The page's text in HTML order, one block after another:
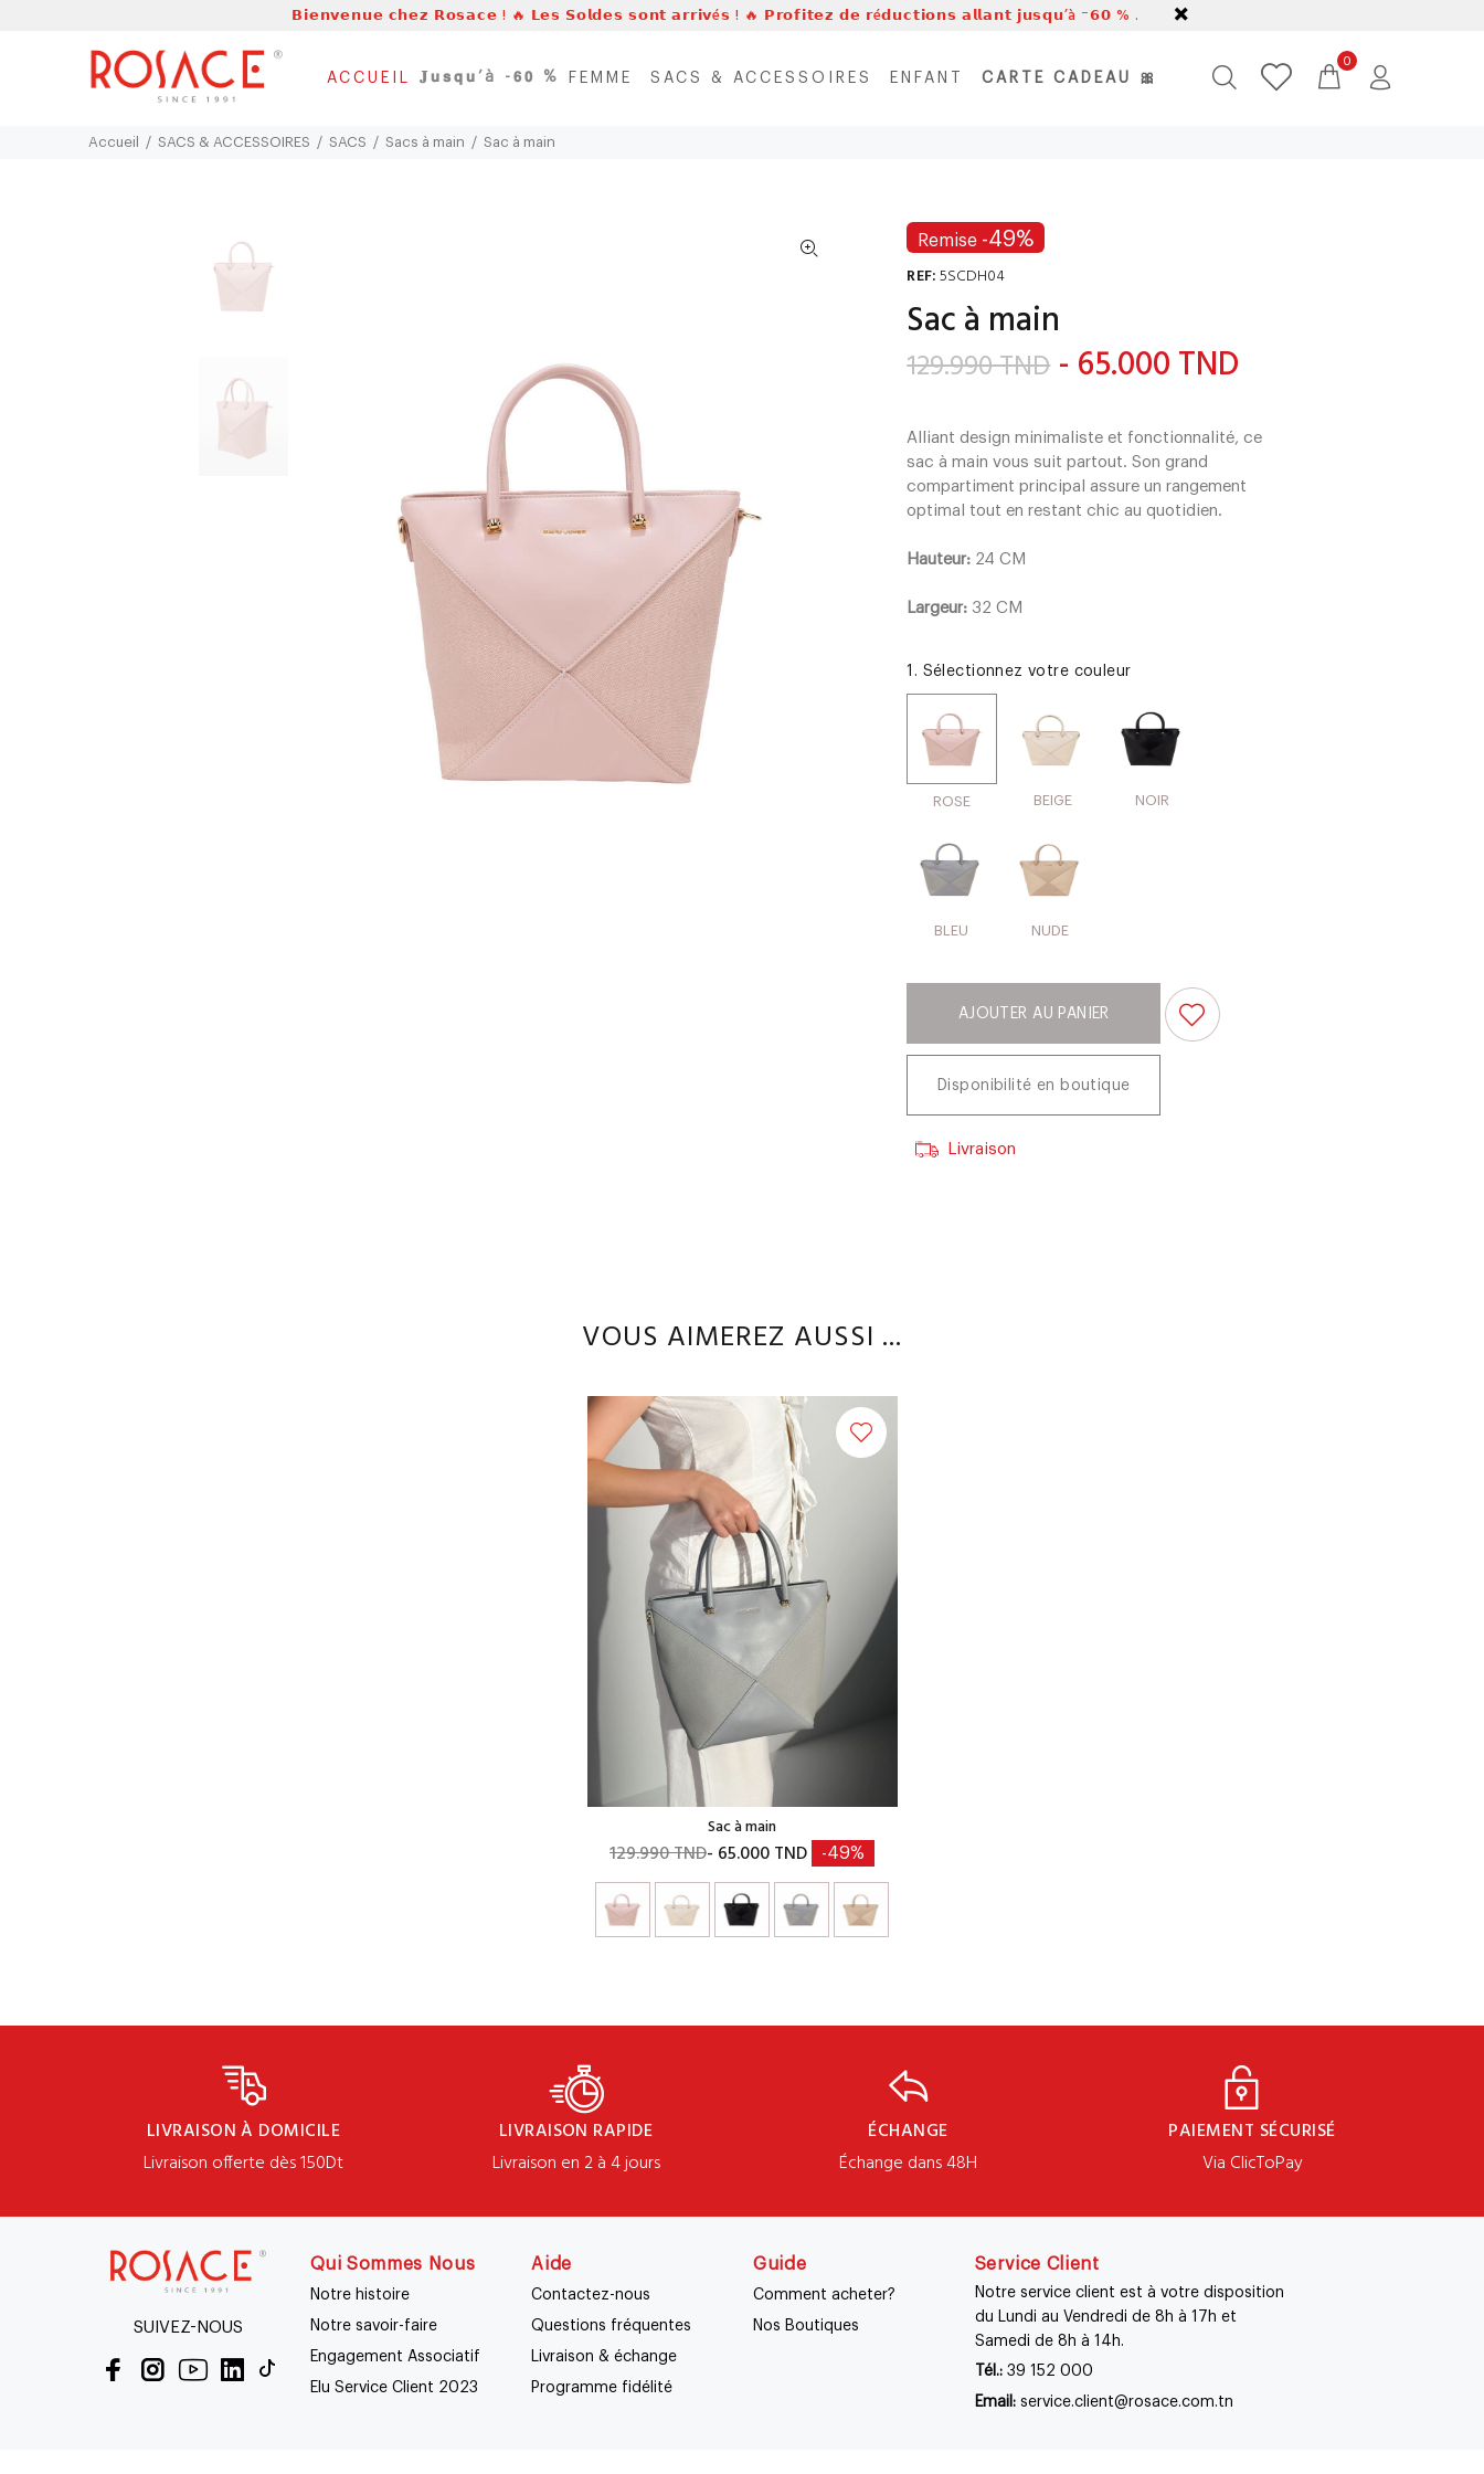
𝗕𝗶𝗲𝗻𝘃𝗲𝗻𝘂𝗲 𝗰𝗵𝗲𝘇 𝗥𝗼𝘀𝗮𝗰𝗲 ! 🔥 𝗟𝗲𝘀 𝗦𝗼𝗹𝗱𝗲𝘀 𝘀𝗼𝗻𝘁 𝗮𝗿𝗿𝗶𝘃é𝘀 ! 🔥 𝗣𝗿𝗼𝗳𝗶𝘁𝗲𝘇 𝗱𝗲 𝗿é𝗱𝘂𝗰𝘁𝗶𝗼𝗻𝘀 𝗮𝗹𝗹𝗮𝗻𝘁 𝗷𝘂𝘀𝗾𝘂’à ⁻𝟲𝟬 % .
ACCUEIL 𝐉𝘂𝘀𝗾𝘂’à -𝟲𝟬 % FEMME SACS & ACCESSOIRES ENFANT CARTE CADEAU 🎀
0
Accueil SACS & ACCESSOIRES SACS Sacs à main Sac à main
Remise -49%
REF:5SCDH04
Sac à main
129.990 TND - 65.000 TND
Alliant design minimaliste et fonctionnalité, ce
sac à main vous suit partout. Son grand
compartiment principal assure un rangement
optimal tout en restant chic au quotidien.
Hauteur: 24 CM
Largeur: 32 CM
1. Sélectionnez votre couleur
ROSE BEIGE NOIR
BLEU NUDE
AJOUTER AU PANIER
Disponibilité en boutique
Livraison
VOUS AIMEREZ AUSSI ...
Sac à main
129.990 TND- 65.000 TND -49%
LIVRAISON À DOMICILE
Livraison offerte dès 150Dt
LIVRAISON RAPIDE
Livraison en 2 à 4 jours
ÉCHANGE
Échange dans 48H
PAIEMENT SÉCURISÉ
Via ClicToPay
SUIVEZ-NOUS
Qui Sommes Nous
Notre histoire
Notre savoir-faire
Engagement Associatif
Elu Service Client 2023
Aide
Contactez-nous
Questions fréquentes
Livraison & échange
Programme fidélité
Guide
Comment acheter?
Nos Boutiques
Service Client
Notre service client est à votre disposition
du Lundi au Vendredi de 8h à 17h et
Samedi de 8h à 14h.
Tél.:39 152 000
Email:service.client@rosace.com.tn